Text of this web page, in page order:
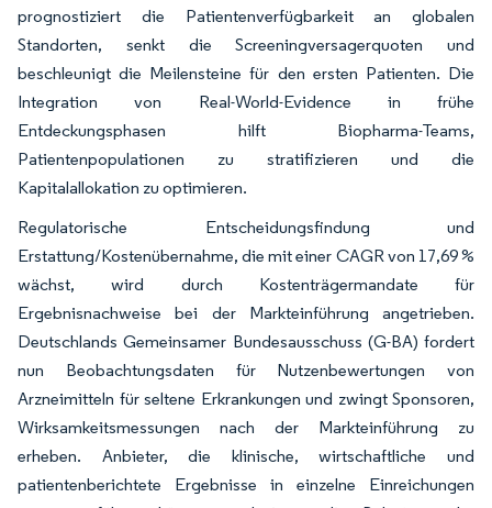
prognostiziert die Patientenverfügbarkeit an globalen
Standorten, senkt die Screeningversagerquoten und
beschleunigt die Meilensteine für den ersten Patienten. Die
Integration von Real-World-Evidence in frühe
Entdeckungsphasen hilft Biopharma-Teams,
Patientenpopulationen zu stratifizieren und die
Kapitalallokation zu optimieren.
Regulatorische Entscheidungsfindung und
Erstattung/Kostenübernahme, die mit einer CAGR von 17,69 %
wächst, wird durch Kostenträgermandate für
Ergebnisnachweise bei der Markteinführung angetrieben.
Deutschlands Gemeinsamer Bundesausschuss (G-BA) fordert
nun Beobachtungsdaten für Nutzenbewertungen von
Arzneimitteln für seltene Erkrankungen und zwingt Sponsoren,
Wirksamkeitsmessungen nach der Markteinführung zu
erheben. Anbieter, die klinische, wirtschaftliche und
patientenberichtete Ergebnisse in einzelne Einreichungen